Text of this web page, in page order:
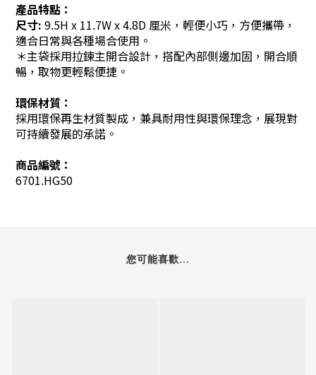
產品特點：
尺寸: 9.5H x 11.7W x 4.8D 厘米，輕便小巧，方便攜帶，
適合日常與各種場合使用。
＊主袋採用拉鍊主開合設計，搭配內部側邊加固，開合順
暢，取物更輕鬆便捷。
環保材質：
採用環保再生材質製成，兼具耐用性與環保理念，展現對
可持續發展的承諾。
商品編號：
6701.HG50
您可能喜歡...